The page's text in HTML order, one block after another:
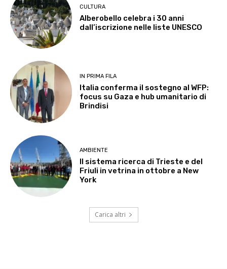
CULTURA
Alberobello celebra i 30 anni
dall’iscrizione nelle liste UNESCO
IN PRIMA FILA
Italia conferma il sostegno al WFP:
focus su Gaza e hub umanitario di
Brindisi
AMBIENTE
Il sistema ricerca di Trieste e del
Friuli in vetrina in ottobre a New
York
Carica altri